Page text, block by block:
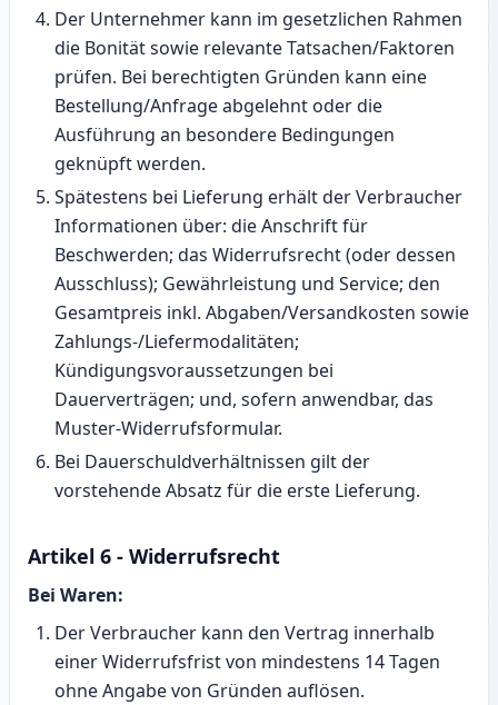
Der Unternehmer kann im gesetzlichen Rahmen
die Bonität sowie relevante Tatsachen/Faktoren
prüfen. Bei berechtigten Gründen kann eine
Bestellung/Anfrage abgelehnt oder die
Ausführung an besondere Bedingungen
geknüpft werden.
Spätestens bei Lieferung erhält der Verbraucher
Informationen über: die Anschrift für
Beschwerden; das Widerrufsrecht (oder dessen
Ausschluss); Gewährleistung und Service; den
Gesamtpreis inkl. Abgaben/Versandkosten sowie
Zahlungs‑/Liefermodalitäten;
Kündigungsvoraussetzungen bei
Dauerverträgen; und, sofern anwendbar, das
Muster‑Widerrufsformular.
Bei Dauerschuldverhältnissen gilt der
vorstehende Absatz für die erste Lieferung.
Artikel 6 - Widerrufsrecht
Bei Waren:
Der Verbraucher kann den Vertrag innerhalb
einer Widerrufsfrist von mindestens 14 Tagen
ohne Angabe von Gründen auflösen.